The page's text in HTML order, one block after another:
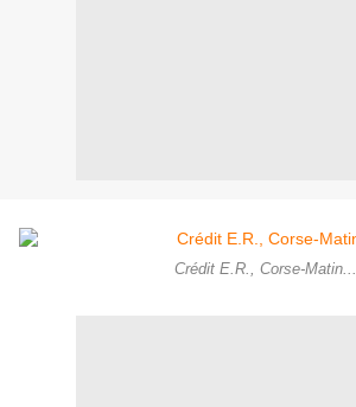
Crédit E.R., Corse-Matin...